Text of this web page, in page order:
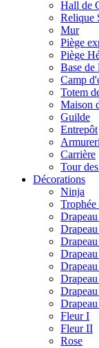
Hall de
Relique
Mur
Piège
Piège
Base de
Camp
Totem
Maison
Guilde
Entrepôt
Carrière
Tour
Décorations
Ninja
Trophée
Drapeau
Fleur I
Fleur II
Rose